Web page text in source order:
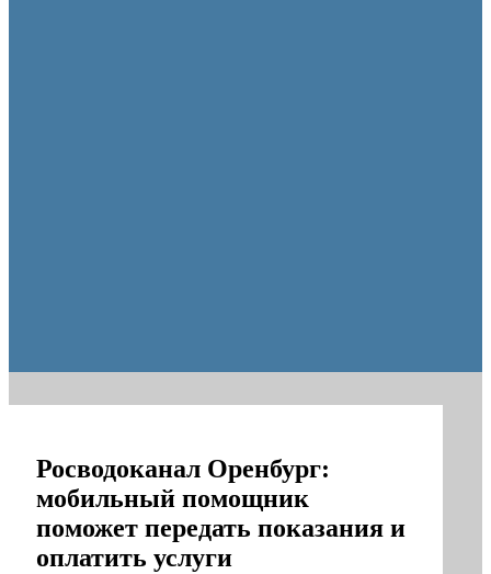
Росводоканал Оренбург:
мобильный помощник
поможет передать показания и
оплатить услуги